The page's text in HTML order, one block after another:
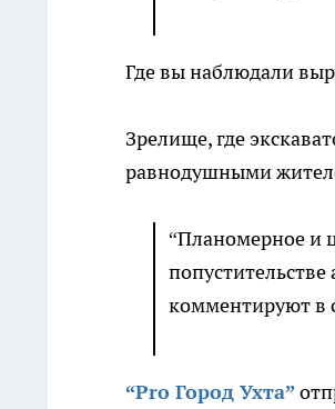
Где вы наблюдали
Зрелище, где
равнодушными
“Планомерное и
комментируют в
“Pro Город Ухта”